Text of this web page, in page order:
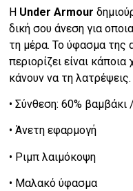
€26.00.
Η Under Armour
δική σου άνεση για
τη μέρα. Το ύφασμα της
περιορίζει είναι
κάνουν να τη λατρέψεις.
• Σύνθεση: 60%
• Άνετη εφαρμογή
• Ριμπ λαιμόκοψη
• Μαλακό ύφασμα